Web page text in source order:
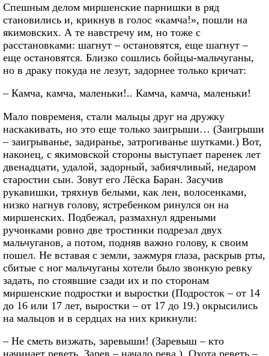
Спешным делом миршенские парнишки в ряд
становились и, крикнув в голос «камча!», пошли на
якимовских. А те навстречу им, но тоже с
расстановками: шагнут – остановятся, еще шагнут –
еще остановятся. Близко сошлись бойцы-мальчуганы,
но в драку покуда не лезут, задорнее только кричат:
– Камча, камча, маленьки!.. Камча, камча, маленьки!
Мало повременя, стали мальцы друг на дружку
наскакивать, но это еще только заигрыши… (Заигрыши
– заигрыванье, задиранье, затрогиванье шутками.) Вот,
наконец, с якимовской стороны выступает паренек лет
двенадцати, удалой, задорный, забиячливый, недаром
старостин сын. Зовут его Лёска Баран. Засучив
рукавишки, тряхнув белыми, как лен, волосенками,
низко нагнув голову, ястребенком ринулся он на
миршенских. Подбежал, размахнул ядреными
ручонками ровно две тростинки подрезал двух
мальчуганов, а потом, подняв важно голову, к своим
пошел. Не вставая с земли, зажмуря глаза, раскрыв рты,
сбитые с ног мальчуганы хотели было звонкую ревку
задать, по стоявшие сзади их и по сторонам
миршенские подростки и выростки (Подросток – от 14
до 16 или 17 лет, выростки – от 17 до 19.) окрысились
на мальцов и в сердцах на них крикнули:
– Не сметь визжать, заревыши! (Заревыш – кто